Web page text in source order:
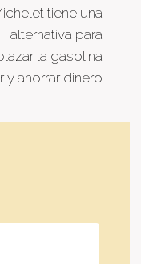
tiene una
alternativa para
la gasolina
y ahorrar dinero